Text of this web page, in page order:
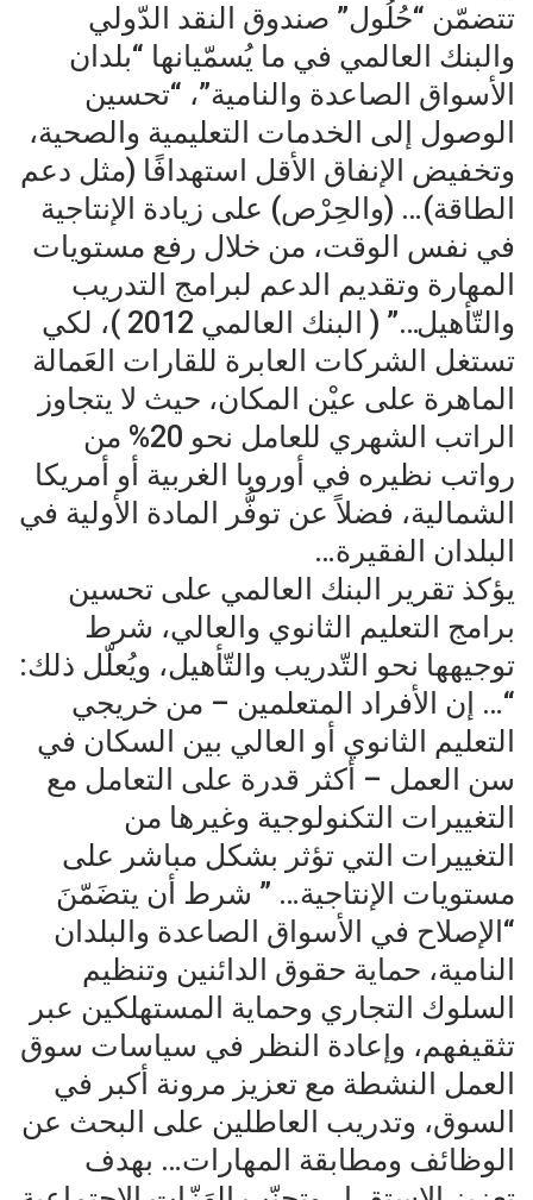
تتضمّن “حُلُول” صندوق النقد الدّولي
والبنك العالمي في ما يُسمّيانها “بلدان
الأسواق الصاعدة والنامية”، “تحسين
الوصول إلى الخدمات التعليمية والصحية،
وتخفيض الإنفاق الأقل استهدافًا (مثل دعم
الطاقة)… (والحِرْص) على زيادة الإنتاجية
في نفس الوقت، من خلال رفع مستويات
المهارة وتقديم الدعم لبرامج التدريب
والتّأهيل…” ( البنك العالمي 2012 )، لكي
تستغل الشركات العابرة للقارات العَمالة
الماهرة على عيْن المكان، حيث لا يتجاوز
الراتب الشهري للعامل نحو 20% من
رواتب نظيره في أوروبا الغربية أو أمريكا
الشمالية، فضلاً عن توفُّر المادة الأولية في
البلدان الفقيرة…
يؤكذ تقرير البنك العالمي على تحسين
برامج التعليم الثانوي والعالي، شرط
توجيهها نحو التّدريب والتّأهيل، ويُعلّل ذلك:
“… إن الأفراد المتعلمين – من خريجي
التعليم الثانوي أو العالي بين السكان في
سن العمل – أكثر قدرة على التعامل مع
التغييرات التكنولوجية وغيرها من
التغييرات التي تؤثر بشكل مباشر على
مستويات الإنتاجية… ” شرط أن يتضَمّنَ
“الإصلاح في الأسواق الصاعدة والبلدان
النامية، حماية حقوق الدائنين وتنظيم
السلوك التجاري وحماية المستهلكين عبر
تثقيفهم، وإعادة النظر في سياسات سوق
العمل النشطة مع تعزيز مرونة أكبر في
السوق، وتدريب العاطلين على البحث عن
الوظائف ومطابقة المهارات… بهدف